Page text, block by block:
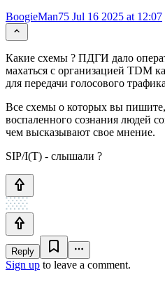
BoogieMan75 Jul 16 2025 at 12:07
Какие схемы ? ПДГИ дало
махаться с организацией TDM
для передачи голосового
Все схемы о которых вы
воспаленного сознания людей
чем высказывают свое мнение.
SIP/I(T) - слышали ?
Reply
Sign up to leave a comment.